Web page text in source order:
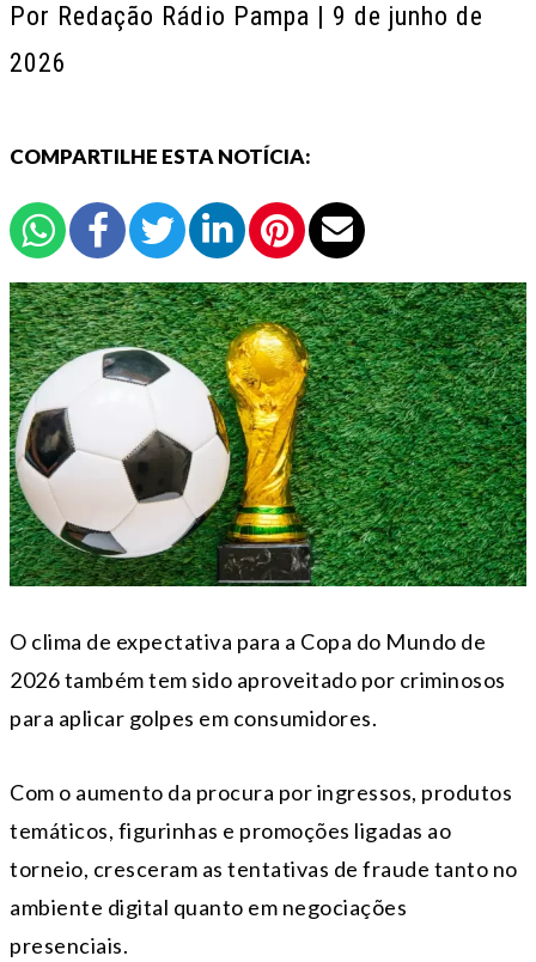
Por Redação Rádio Pampa | 9 de junho de
2026
COMPARTILHE ESTA NOTÍCIA:
O clima de expectativa para a Copa do Mundo de
2026 também tem sido aproveitado por criminosos
para aplicar golpes em consumidores.
Com o aumento da procura por ingressos, produtos
temáticos, figurinhas e promoções ligadas ao
torneio, cresceram as tentativas de fraude tanto no
ambiente digital quanto em negociações
presenciais.